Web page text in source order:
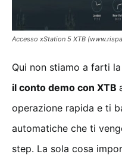
Accesso xStation 5 XTB
Qui non stiamo a farti
il conto demo con XTB
operazione rapida e ti
automatiche che ti
step. La sola cosa